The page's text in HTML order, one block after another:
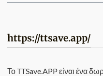
https://ttsave.app/
Το TTSave.APP είναι ένα